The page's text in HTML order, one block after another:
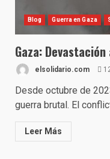
Blog Guerra en Gaza
Gaza:
elsolidario.com
Desde octubre de
guerra brutal. El
Leer Más